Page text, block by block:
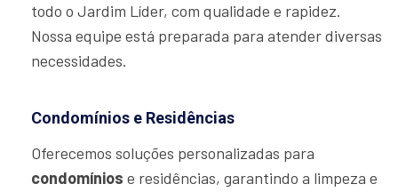
todo o Jardim Líder, com qualidade e rapidez.
Nossa equipe está preparada para atender diversas
necessidades.
Condomínios e Residências
Oferecemos soluções personalizadas para
condomínios e residências, garantindo a limpeza e